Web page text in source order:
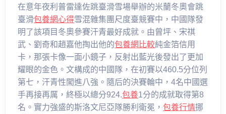
在意年夜利普雷達佐跳臺滑雪場舉辦的米蘭冬奧會跳
臺滑包養網心得雪混雜集團尺度臺競賽中，中國隊發
明了該項目冬奧參賽汗青最好成就。由曾坪、宋祺
武、劉奇和趙嘉他掏出他的包養網比較純金箔信用
卡，那張卡像一面小鏡子，反射出藍光後發出了更加
耀眼的金色。文構成的中國隊，在初賽以460.5分位列
第七，汗青性闖進八強。隨后的決賽輪中，4名中國選
手再接再厲，終極以總分924.包養1分的成就取得第8
名。實力強盛的斯洛文尼亞隊勝利衛冕，包養行情挪